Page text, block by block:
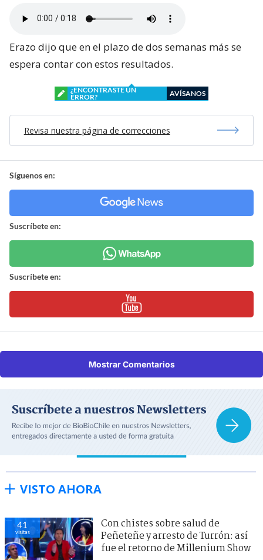
Erazo dijo que en el plazo de dos semanas más se
espera contar con estos resultados.
¿ENCONTRASTE UN
ERROR?
AVÍSANOS
Revisa nuestra página de correcciones
Síguenos en:
Suscríbete en:
Suscríbete en:
Mostrar Comentarios
VISTO AHORA
41
visitas
Con chistes sobre salud de
Peñeteñe y arresto de Turrón: así
fue el retorno de Millenium Show